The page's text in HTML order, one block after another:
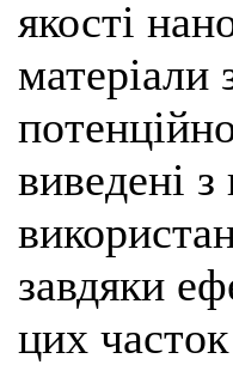
якості
матеріали
виведені
завдяки
цих